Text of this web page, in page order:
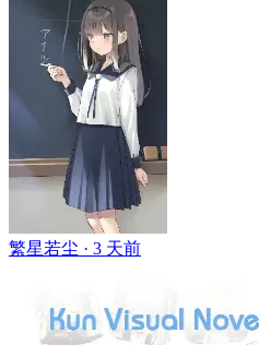
繁星若尘 · 3 天前